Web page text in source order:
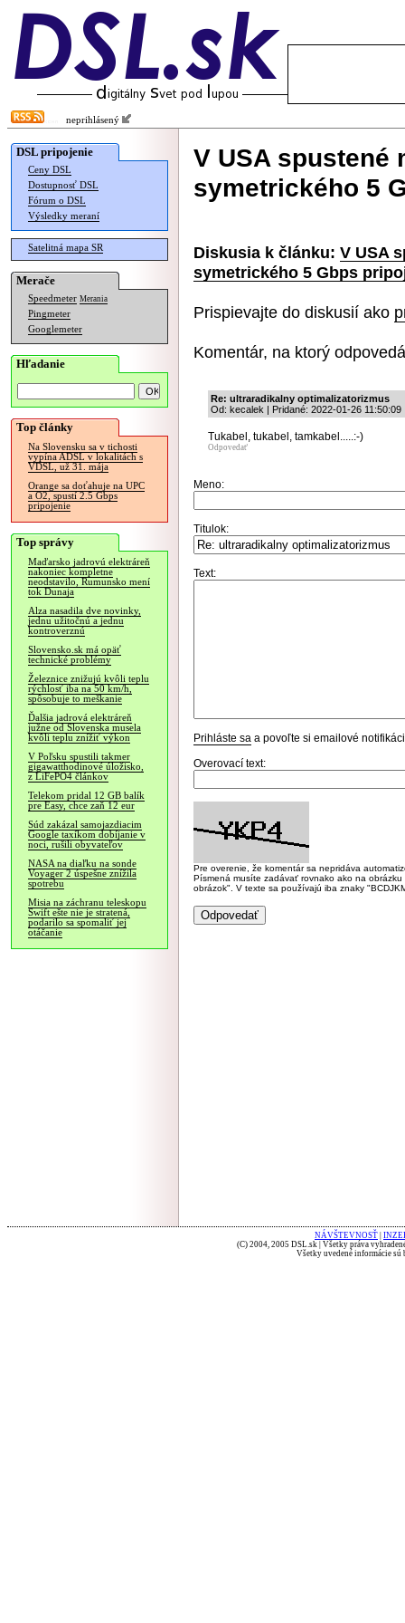
neprihlásený
DSL pripojenie
Ceny DSL
Dostupnosť DSL
Fórum o DSL
Výsledky meraní
Satelitná mapa SR
Merače
Speedmeter Merania
Pingmeter
Googlemeter
Hľadanie
Top články
Na Slovensku sa v tichosti
vypína ADSL v lokalitách s
VDSL, už 31. mája
Orange sa doťahuje na UPC
a O2, spustí 2.5 Gbps
pripojenie
Top správy
Maďarsko jadrovú elektráreň
nakoniec kompletne
neodstavilo, Rumunsko mení
tok Dunaja
Alza nasadila dve novinky,
jednu užitočnú a jednu
kontroverznú
Slovensko.sk má opäť
technické problémy
Železnice znižujú kvôli teplu
rýchlosť iba na 50 km/h,
spôsobuje to meškanie
Ďalšia jadrová elektráreň
južne od Slovenska musela
kvôli teplu znížiť výkon
V Poľsku spustili takmer
gigawatthodinové úložisko,
z LiFePO4 článkov
Telekom pridal 12 GB balík
pre Easy, chce zaň 12 eur
Súd zakázal samojazdiacim
Google taxíkom dobíjanie v
noci, rušili obyvateľov
NASA na diaľku na sonde
Voyager 2 úspešne znížila
spotrebu
Misia na záchranu teleskopu
Swift ešte nie je stratená,
podarilo sa spomaliť jej
otáčanie
V USA spustené
symetrického 5
Diskusia k článku: V USA
symetrického 5 Gbps
Prispievajte do diskusií ako
Komentár, na ktorý
Re: ultraradikalny optimalizatorizmus
Od: kecalek | Pridané: 2022-01-26 11:50:09
Tukabel, tukabel, tamkabel.....:-)
Odpovedať
Meno:
Titulok:
Text:
Prihláste sa a povoľte si emailové
Overovací text:
Pre overenie, že komentár sa nepridáva
Písmená musíte zadávať rovnako ako na
obrázok". V texte sa používajú iba znaky
NÁVŠTEVNOSŤ
(C) 2004, 2005 DSL.sk | Všetky práva
Všetky uvedené informácie sú